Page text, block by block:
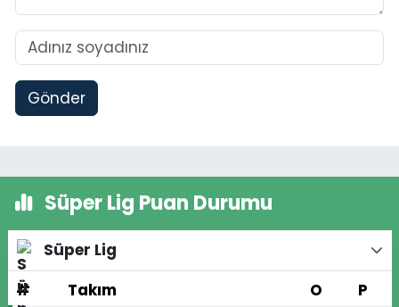
Gönder
Süper Lig Puan Durumu
Süper Lig
#
Takım O P